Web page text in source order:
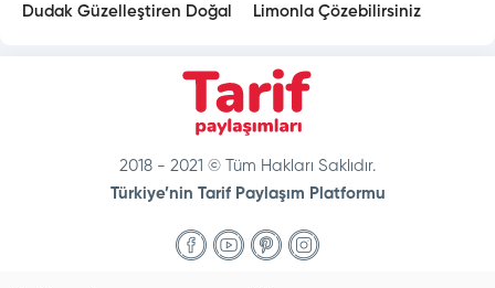
Dudak Güzelleştiren Doğal
Limonla Çözebilirsiniz
2018 - 2021 © Tüm Hakları Saklıdır.
Türkiye’nin Tarif Paylaşım Platformu